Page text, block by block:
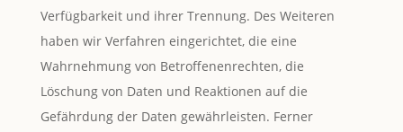
Verfügbarkeit und ihrer Trennung. Des Weiteren
haben wir Verfahren eingerichtet, die eine
Wahrnehmung von Betroffenenrechten, die
Löschung von Daten und Reaktionen auf die
Gefährdung der Daten gewährleisten. Ferner